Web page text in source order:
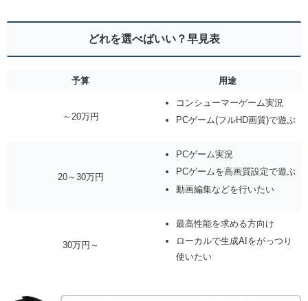
どれを選べばいい？早見表
予算 用途
～20万円
コンシューマーゲーム実況
PCゲーム(フルHD画質)で遊ぶ
20～30万円
PCゲーム実況
PCゲームを高画質設定で遊ぶ
動画編集などを行いたい
30万円～
最高性能を求める方向け
ローカルで生成AIをがっつり
使いたい